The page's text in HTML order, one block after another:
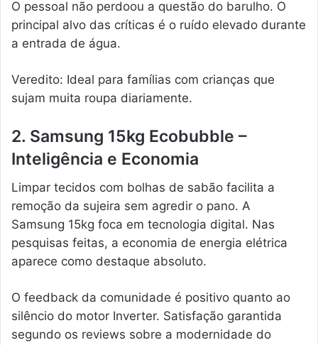
O pessoal não perdoou a questão do barulho. O
principal alvo das críticas é o ruído elevado durante
a entrada de água.
Veredito: Ideal para famílias com crianças que
sujam muita roupa diariamente.
2. Samsung 15kg Ecobubble –
Inteligência e Economia
Limpar tecidos com bolhas de sabão facilita a
remoção da sujeira sem agredir o pano. A
Samsung 15kg foca em tecnologia digital. Nas
pesquisas feitas, a economia de energia elétrica
aparece como destaque absoluto.
O feedback da comunidade é positivo quanto ao
silêncio do motor Inverter. Satisfação garantida
segundo os reviews sobre a modernidade do